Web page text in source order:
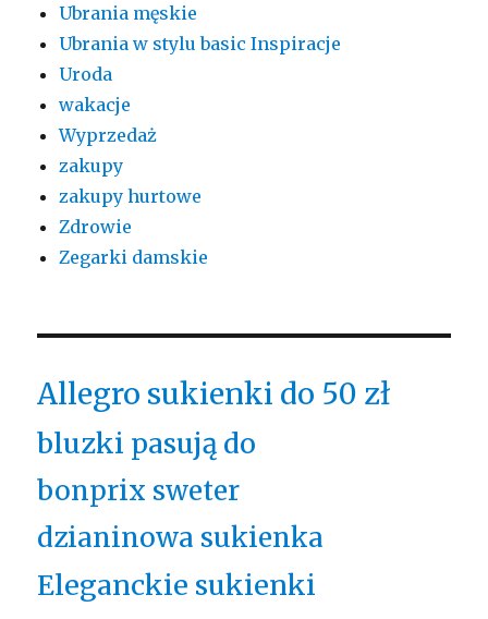
Ubrania męskie
Ubrania w stylu basic Inspiracje
Uroda
wakacje
Wyprzedaż
zakupy
zakupy hurtowe
Zdrowie
Zegarki damskie
Allegro sukienki do 50 zł
bluzki pasują do
bonprix sweter
dzianinowa sukienka
Eleganckie sukienki